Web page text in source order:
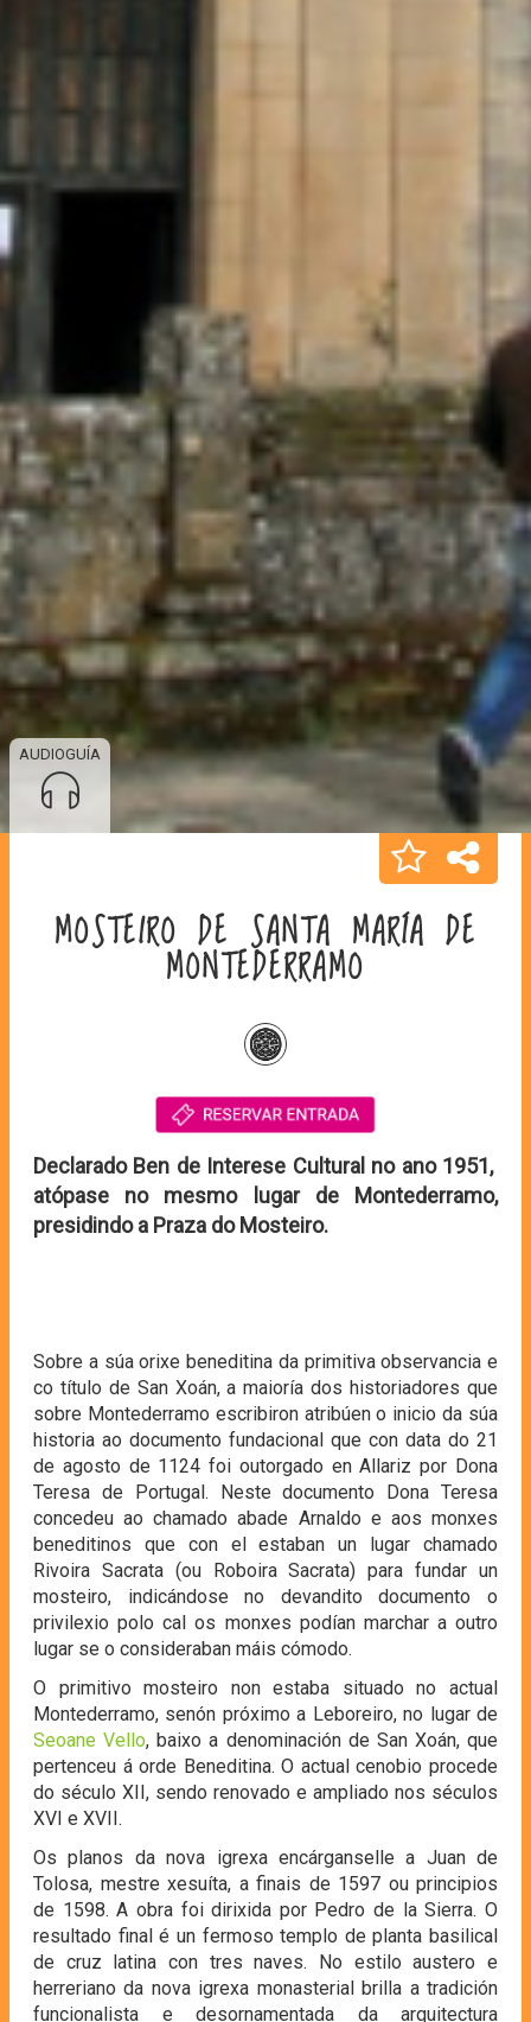
AUDIOGUÍA
MOSTEIRO DE SANTA MARÍA DE
MONTEDERRAMO
Declarado Ben de Interese Cultural no ano 1951,
atópase no mesmo lugar de Montederramo,
presidindo a Praza do Mosteiro.
Sobre a súa orixe beneditina da primitiva observancia e
co título de San Xoán, a maioría dos historiadores que
sobre Montederramo escribiron atribúen o inicio da súa
historia ao documento fundacional que con data do 21
de agosto de 1124 foi outorgado en Allariz por Dona
Teresa de Portugal. Neste documento Dona Teresa
concedeu ao chamado abade Arnaldo e aos monxes
beneditinos que con el estaban un lugar chamado
Rivoira Sacrata (ou Roboira Sacrata) para fundar un
mosteiro, indicándose no devandito documento o
privilexio polo cal os monxes podían marchar a outro
lugar se o consideraban máis cómodo.
O primitivo mosteiro non estaba situado no actual
Montederramo, senón próximo a Leboreiro, no lugar de
Seoane Vello, baixo a denominación de San Xoán, que
pertenceu á orde Beneditina. O actual cenobio procede
do século XII, sendo renovado e ampliado nos séculos
XVI e XVII.
Os planos da nova igrexa encárganselle a Juan de
Tolosa, mestre xesuíta, a finais de 1597 ou principios
de 1598. A obra foi dirixida por Pedro de la Sierra. O
resultado final é un fermoso templo de planta basilical
de cruz latina con tres naves. No estilo austero e
herreriano da nova igrexa monasterial brilla a tradición
funcionalista e desornamentada da arquitectura